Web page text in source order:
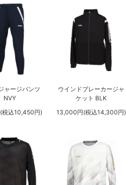
ャージパンツ
NVY
込10,450円)
ウインドブレーカージャ
ケット BLK
13,000円(税込14,300円)